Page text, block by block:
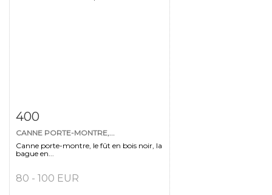
Fiche détaillée
400
CANNE PORTE-MONTRE,...
Canne porte-montre, le fût en bois noir, la
bague en...
80 - 100 EUR